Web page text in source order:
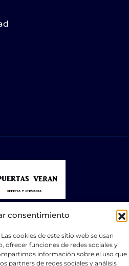
consentimiento
cookies de este sitio web se usan
ofrecer funciones de redes sociales y
información sobre el uso que
partners de redes sociales y análisis
Zaragoza | Todos los